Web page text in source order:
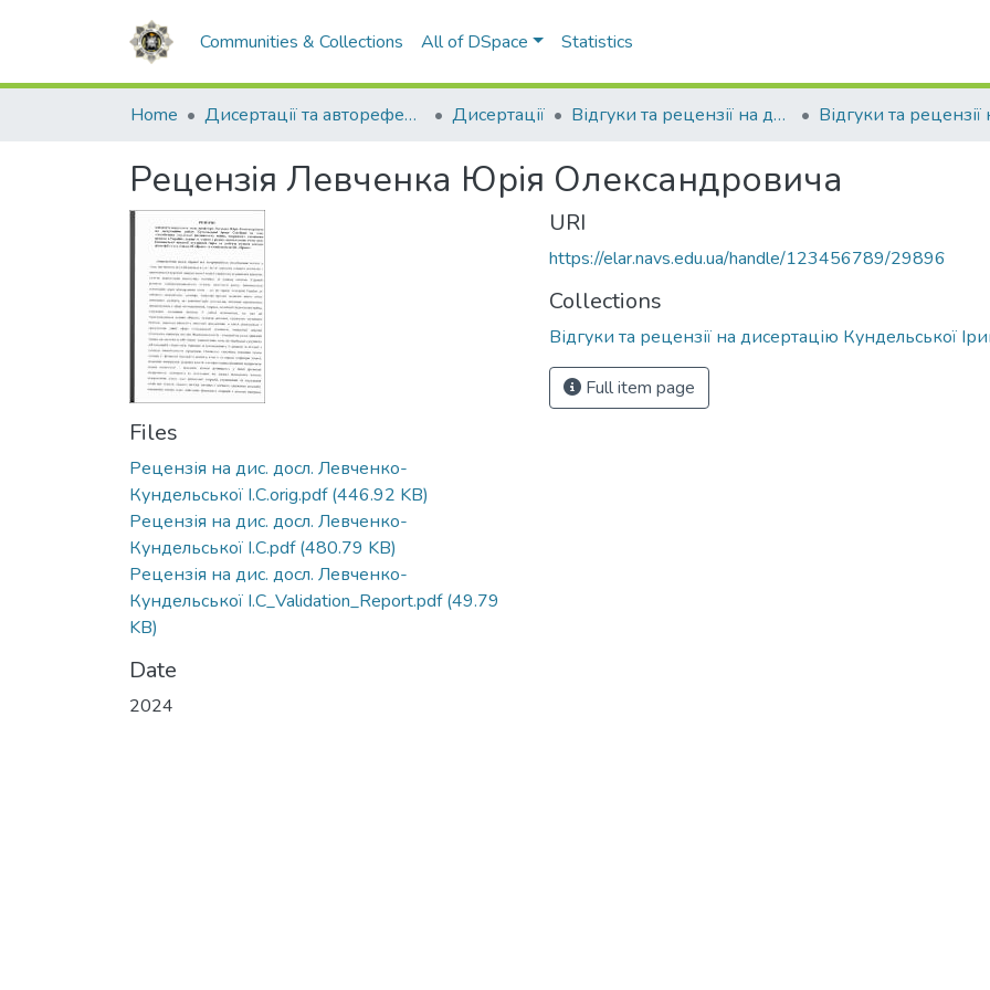
Communities & Collections All of DSpace Statistics
Home Дисертації та автореферати Дисертації Відгуки та рецензії на дисертації
Рецензія Левченка Юрія Олександровича
Files
Рецензія на дис. досл. Левченко-
Кундельської І.С.orig.pdf(446.92 KB)
Рецензія на дис. досл. Левченко-
Кундельської І.С.pdf(480.79 KB)
Рецензія на дис. досл. Левченко-
Кундельської І.С_Validation_Report.pdf(49.79
KB)
Date
2024
URI
https://elar.navs.edu.ua/handle/123456789/29896
Collections
Відгуки та рецензії на дисертацію Кундельської
Full item page